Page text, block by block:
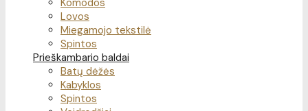
Komodos
Lovos
Miegamojo tekstilė
Spintos
Prieškambario baldai
Batų dėžės
Kabyklos
Spintos